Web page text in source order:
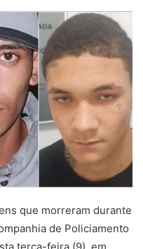
que morreram durante
de Policiamento